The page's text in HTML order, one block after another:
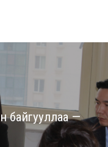
байгууллаа —